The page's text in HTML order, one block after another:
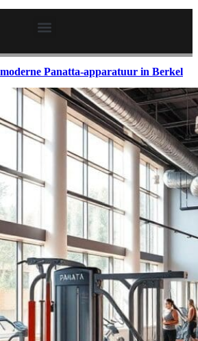
Panatta-apparatuur in Berkel